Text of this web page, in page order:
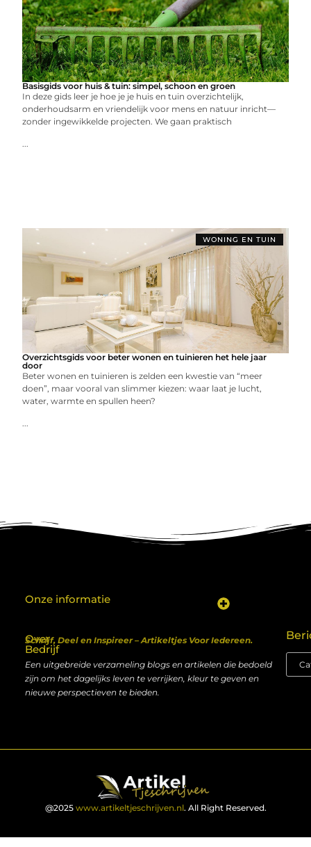
Basisgids voor huis & tuin: simpel, schoon en groen
In deze gids leer je hoe je je huis en tuin overzichtelijk,
onderhoudsarm en vriendelijk voor mens en natuur inricht—
zonder ingewikkelde projecten. We gaan praktisch
...
WONING EN TUIN
Overzichtsgids voor beter wonen en tuinieren het hele jaar
door
Beter wonen en tuinieren is zelden een kwestie van “meer
doen”, maar vooral van slimmer kiezen: waar laat je lucht,
water, warmte en spullen heen?
...
Over
Bedrijf
Schrijf, Deel en Inspireer – Artikeltjes Voor Iedereen.
Een uitgebreide verzameling blogs en artikelen die bedoeld
zijn om het dagelijks leven te verrijken, kleur te geven en
nieuwe perspectieven te bieden.
Onze informatie
@2025 www.artikeltjeschrijven.nl. All Right Reserved.